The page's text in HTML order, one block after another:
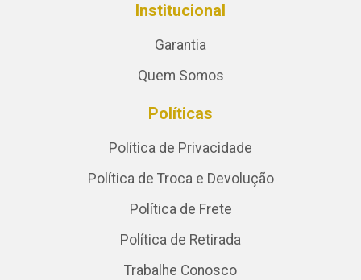
Institucional
Garantia
Quem Somos
Políticas
Política de Privacidade
Política de Troca e Devolução
Política de Frete
Política de Retirada
Trabalhe Conosco